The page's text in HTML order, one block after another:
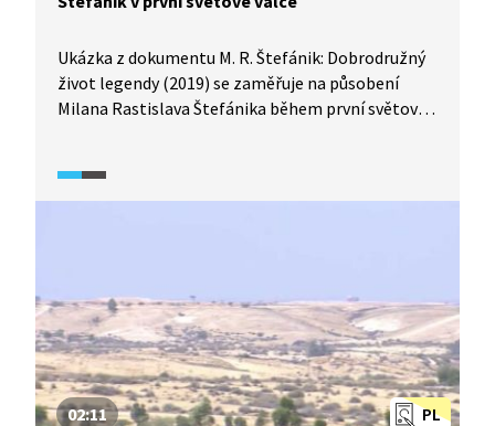
Ukázka z dokumentu M. R. Štefánik: Dobrodružný
život legendy (2019) se zaměřuje na působení
Milana Rastislava Štefánika během první světové
kombinaci autentických záběrů a komentáře
PL
02:11